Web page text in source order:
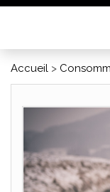
Accueil >